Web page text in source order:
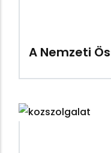
A Nemzeti